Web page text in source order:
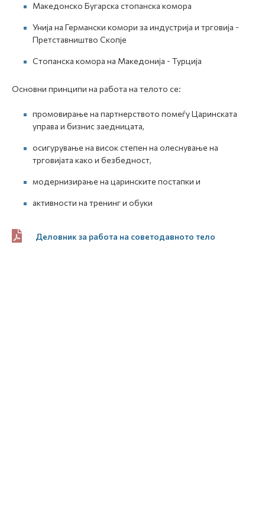
Македонско Бугарска стопанска комора
Унија на Германски комори за индустрија и трговија -
Претставништво Скопје
Стопанска комора на Македонија - Турција
Основни принципи на работа на телото се:
промовирање на партнерството помеѓу Царинската
управа и бизнис заедницата,
осигурување на висок степен на олеснување на
трговијата како и безбедност,
модернизирање на царинските постапки и
активности на тренинг и обуки
Деловник за работа на советодавното тело